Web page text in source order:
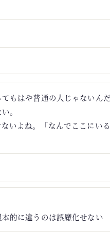
もはや普通の人じゃないん
。
いよね。「なんでここにい
的に違うのは誤魔化せない